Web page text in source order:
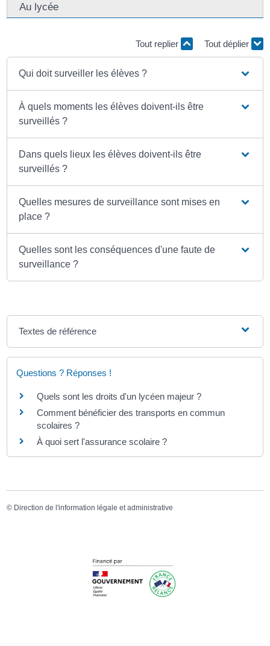
Au lycée
Tout replier Tout déplier
Qui doit surveiller les élèves ?
À quels moments les élèves doivent-ils être
surveillés ?
Dans quels lieux les élèves doivent-ils être
surveillés ?
Quelles mesures de surveillance sont mises en
place ?
Quelles sont les conséquences d'une faute de
surveillance ?
Textes de référence
Questions ? Réponses !
Quels sont les droits d'un lycéen majeur ?
Comment bénéficier des transports en commun
scolaires ?
À quoi sert l'assurance scolaire ?
© Direction de l'information légale et administrative